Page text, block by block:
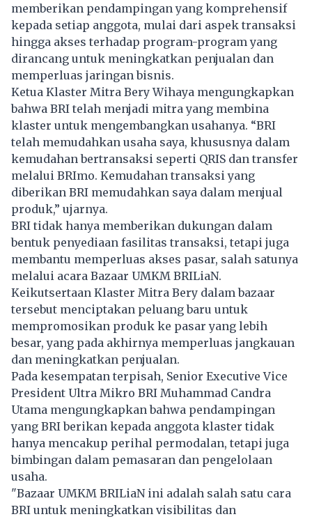
memberikan pendampingan yang komprehensif
kepada setiap anggota, mulai dari aspek transaksi
hingga akses terhadap program-program yang
dirancang untuk meningkatkan penjualan dan
memperluas jaringan bisnis.
Ketua Klaster Mitra Bery Wihaya mengungkapkan
bahwa BRI telah menjadi mitra yang membina
klaster untuk mengembangkan usahanya. “BRI
telah memudahkan usaha saya, khususnya dalam
kemudahan bertransaksi seperti QRIS dan transfer
melalui BRImo. Kemudahan transaksi yang
diberikan BRI memudahkan saya dalam menjual
produk,” ujarnya.
BRI tidak hanya memberikan dukungan dalam
bentuk penyediaan fasilitas transaksi, tetapi juga
membantu memperluas akses pasar, salah satunya
melalui acara Bazaar UMKM BRILiaN.
Keikutsertaan Klaster Mitra Bery dalam bazaar
tersebut menciptakan peluang baru untuk
mempromosikan produk ke pasar yang lebih
besar, yang pada akhirnya memperluas jangkauan
dan meningkatkan penjualan.
Pada kesempatan terpisah, Senior Executive Vice
President Ultra Mikro BRI Muhammad Candra
Utama mengungkapkan bahwa pendampingan
yang BRI berikan kepada anggota klaster tidak
hanya mencakup perihal permodalan, tetapi juga
bimbingan dalam pemasaran dan pengelolaan
usaha.
"Bazaar UMKM BRILiaN ini adalah salah satu cara
BRI untuk meningkatkan visibilitas dan